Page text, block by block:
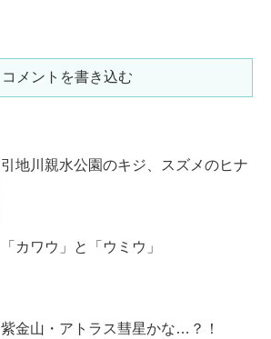
コメントを書き込む
引地川親水公園のキジ、スズメのヒナ
「カワウ」と「ウミウ」
紫金山・アトラス彗星かな…？！